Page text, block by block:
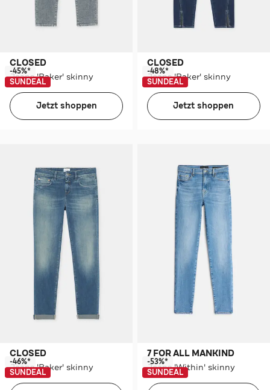
CLOSED
Jeans 'Baker' skinny
-45%*
SUNDEAL
Jetzt shoppen
CLOSED
Jeans 'Baker' skinny
-48%*
SUNDEAL
Jetzt shoppen
CLOSED
Jeans 'Baker' skinny
-46%*
SUNDEAL
7 FOR ALL MANKIND
Jeans 'Within' skinny
-53%*
SUNDEAL